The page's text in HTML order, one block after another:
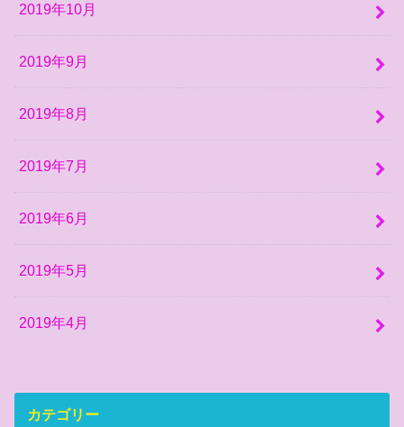
2019年10月
2019年9月
2019年8月
2019年7月
2019年6月
2019年5月
2019年4月
カテゴリー